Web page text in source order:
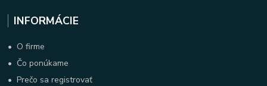
INFORMÁCIE
• O firme
• Čo ponúkame
•Prečo sa registrovať